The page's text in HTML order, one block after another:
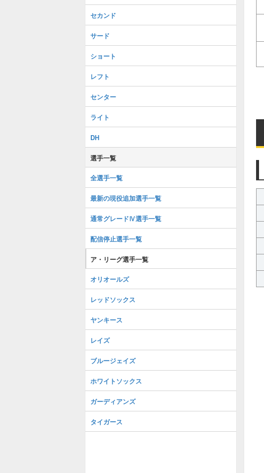
セカンド
サード
ショート
レフト
センター
ライト
DH
選手一覧
全選手一覧
最新の現役追加選手一覧
通常グレードⅣ選手一覧
配信停止選手一覧
ア・リーグ選手一覧
オリオールズ
レッドソックス
ヤンキース
レイズ
ブルージェイズ
ホワイトソックス
ガーディアンズ
タイガース